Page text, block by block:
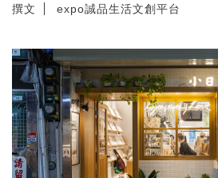
撰文 expo誠品生活文創平台